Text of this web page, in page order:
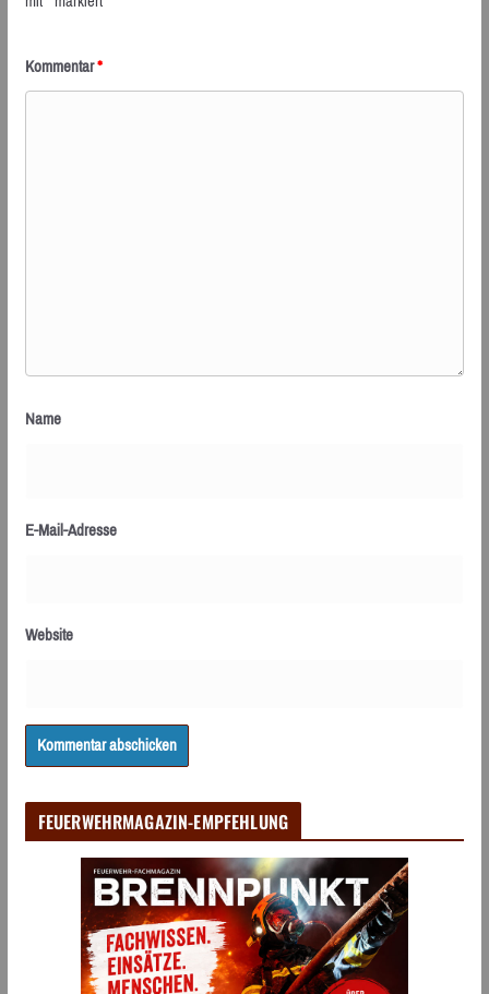
Kommentar*
Name
E-Mail-Adresse
Website
FEUERWEHRMAGAZIN-EMPFEHLUNG